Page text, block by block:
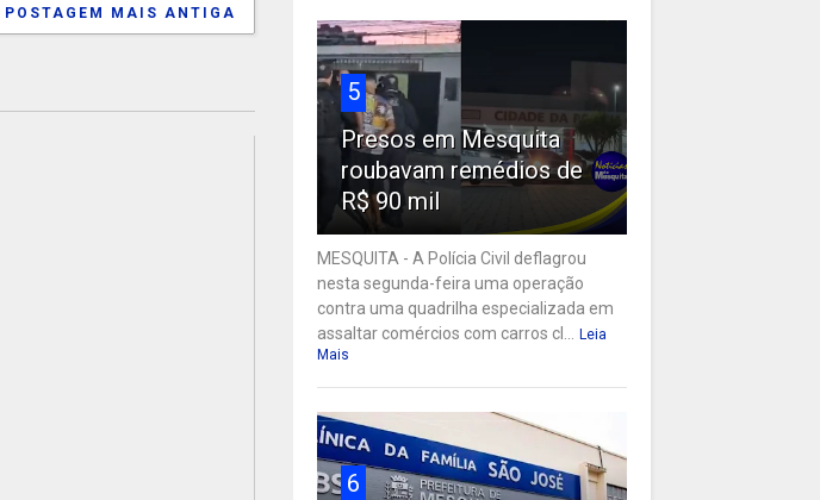
POSTAGEM MAIS ANTIGA
5
Presos em Mesquita
roubavam remédios de
R$ 90 mil
MESQUITA - A Polícia Civil deflagrou
nesta segunda-feira uma operação
contra uma quadrilha especializada em
assaltar comércios com carros cl... Leia
Mais
6